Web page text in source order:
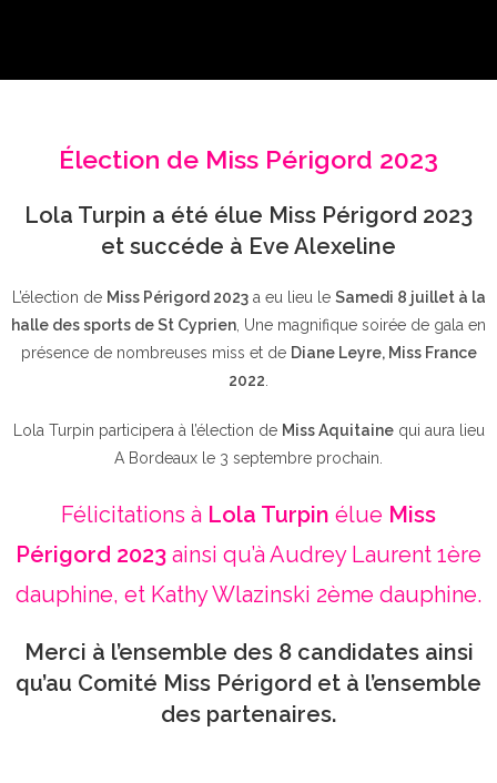
Élection de Miss Périgord 2023
Lola Turpin a été élue Miss Périgord 2023
et succéde à Eve Alexeline
L’élection de Miss Périgord 2023a eu lieu le Samedi 8 juillet à la
halle des sports de St Cyprien , Une magnifique soirée de gala en
présence de nombreuses miss et de Diane Leyre, Miss France
2022
Lola Turpin participera à l’élection de Miss Aquitainequi aura lieu
A Bordeaux le 3 septembre prochain.
Félicitations à Lola Turpin élue Miss
Périgord 2023 ainsi qu’à Audrey Laurent 1ère
dauphine, et Kathy Wlazinski 2ème dauphine.
Merci à l’ensemble des 8 candidates ainsi
qu’au Comité Miss Périgord et à l’ensemble
des partenaires.